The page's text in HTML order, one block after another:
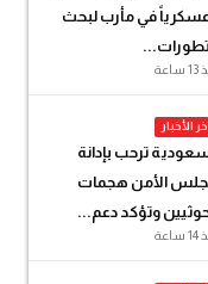
في مأرب لبحث
الأخبار
ترحب بإدانة
الأمن هجمات
وتؤكد دعم...